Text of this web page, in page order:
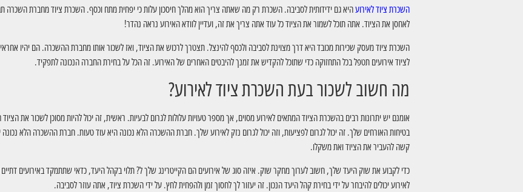
השכרת ציוד לאירועהיא גם ידידותית לסביבה. השכרת רק מה שאתה צריך הוא מהלך חיסכון עלות כי יפחית מתח וכסף. השכרת ציוד מחברת השכרה
לאחסן את הציוד. אתה תוכל לשמור את הציוד כל עוד אתה צריך את זה, ועדיין לוודא האירוע נראה נהדר!
השכרת ציוד מעסק שכירות מכובד היא דרך מצוינת לסביבה ולכסף להינצל. תצטרך לרכוש את הציוד, ואז לשכור אותו מחברת ההשכרה. הם יהיו
לציוד אירועים תטפל בכל התחזוקה כדי שתוכל להקדיש את זמנך להיבטים האחרים של האירוע. זה הכל על בחירת החברה הנכונה לתפקיד.
מה חשוב לשכור בעת השכרת ציוד לאירוע?
אומנם יש יתרונות רבים בהשכרת הציוד המתאים לאירוע מסוים, אך מספר טעויות עלולות לגרום לבעיות. ראשית, זה יכול להיות מסוכן לשכור את
בטיחות האורחים שלך. זה יכול לגרום לפציעות, וזה יכול לגרום נזק לאירוע שלך. חברת ההשכרה הלא נכונה היא עוד טעות. חברת ההשכרה הלא
קשה להעביר את הציוד ואת משקלו.
כדי לקבוע את שוק היעד שלך, חשוב לערוך מחקר שוק. איזה סוג של אירועים הם הקייטרינג שלך ל? תלוי בקהל היעד, כדאי שתתמקד באירועים דתיים
לאירוע יכולים להיבחר על ידי בחירת קהל היעד הנכון. זה יעזור לך לחסוך זמן ולהפחית לחץ. על ידי השכרת ציוד, אתה עוזר לסביבה.